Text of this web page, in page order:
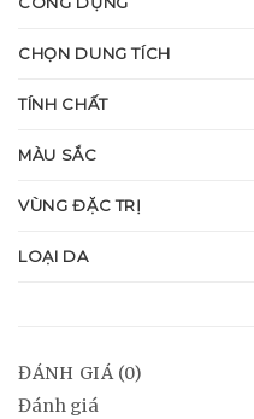
CHỌN DUNG TÍCH
TÍNH CHẤT
MÀU SẮC
VÙNG ĐẶC TRỊ
LOẠI DA
ĐÁNH GIÁ (0)
Đánh giá